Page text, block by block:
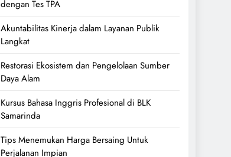
dengan Tes TPA
Akuntabilitas Kinerja dalam Layanan Publik
Langkat
Restorasi Ekosistem dan Pengelolaan Sumber
Daya Alam
Kursus Bahasa Inggris Profesional di BLK
Samarinda
Tips Menemukan Harga Bersaing Untuk
Perjalanan Impian